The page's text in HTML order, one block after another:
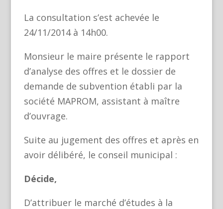
La consultation s’est achevée le
24/11/2014 à 14h00.
Monsieur le maire présente le rapport
d’analyse des offres et le dossier de
demande de subvention établi par la
société MAPROM, assistant à maître
d’ouvrage.
Suite au jugement des offres et après en
avoir délibéré, le conseil municipal :
Décide,
D’attribuer le marché d’études à la